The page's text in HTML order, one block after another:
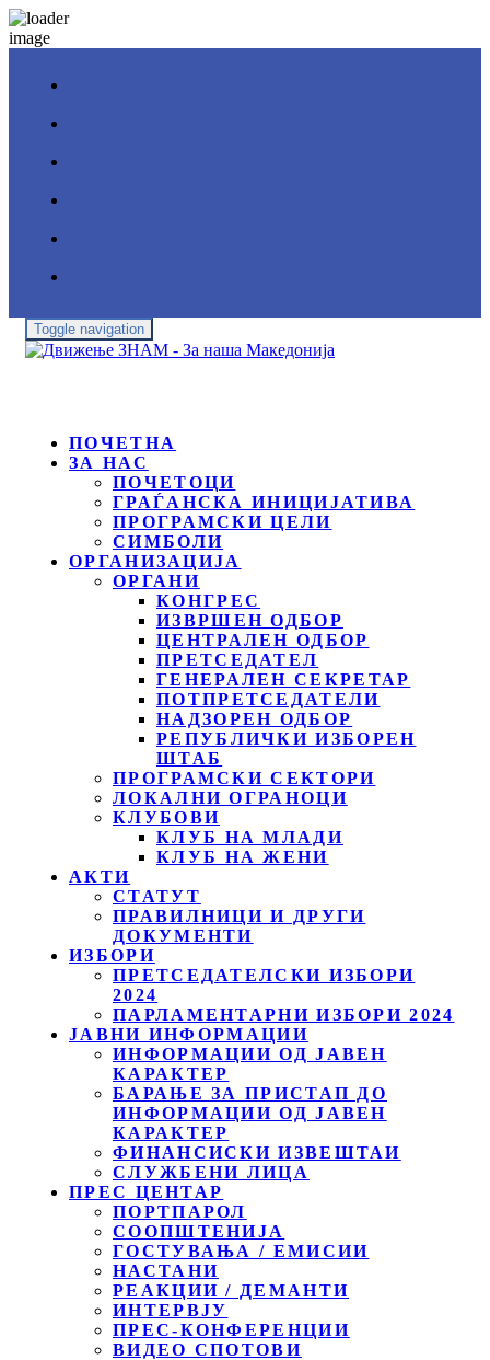
Toggle navigation
ПОЧЕТНА
ЗА НАС
ПОЧЕТОЦИ
ГРАЃАНСКА ИНИЦИЈАТИВА
ПРОГРАМСКИ ЦЕЛИ
СИМБОЛИ
ОРГАНИЗАЦИЈА
ОРГАНИ
КОНГРЕС
ИЗВРШЕН ОДБОР
ЦЕНТРАЛЕН ОДБОР
ПРЕТСЕДАТЕЛ
ГЕНЕРАЛЕН СЕКРЕТАР
ПОТПРЕТСЕДАТЕЛИ
НАДЗОРЕН ОДБОР
РЕПУБЛИЧКИ ИЗБОРЕН
ШТАБ
ПРОГРАМСКИ СЕКТОРИ
ЛОКАЛНИ ОГРАНОЦИ
КЛУБОВИ
КЛУБ НА МЛАДИ
КЛУБ НА ЖЕНИ
АКТИ
СТАТУТ
ПРАВИЛНИЦИ И ДРУГИ
ДОКУМЕНТИ
ИЗБОРИ
ПРЕТСЕДАТЕЛСКИ ИЗБОРИ
2024
ПАРЛАМЕНТАРНИ ИЗБОРИ 2024
ЈАВНИ ИНФОРМАЦИИ
ИНФОРМАЦИИ ОД ЈАВЕН
КАРАКТЕР
БАРАЊЕ ЗА ПРИСТАП ДО
ИНФОРМАЦИИ ОД ЈАВЕН
КАРАКТЕР
ФИНАНСИСКИ ИЗВЕШТАИ
СЛУЖБЕНИ ЛИЦА
ПРЕС ЦЕНТАР
ПОРТПАРОЛ
СООПШТЕНИЈА
ГОСТУВАЊА / ЕМИСИИ
НАСТАНИ
РЕАКЦИИ / ДЕМАНТИ
ИНТЕРВЈУ
ПРЕС-КОНФЕРЕНЦИИ
ВИДЕО СПОТОВИ